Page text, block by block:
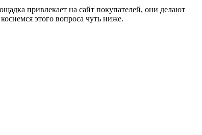
привлекает на сайт покупателей, они делают
этого вопроса чуть ниже.